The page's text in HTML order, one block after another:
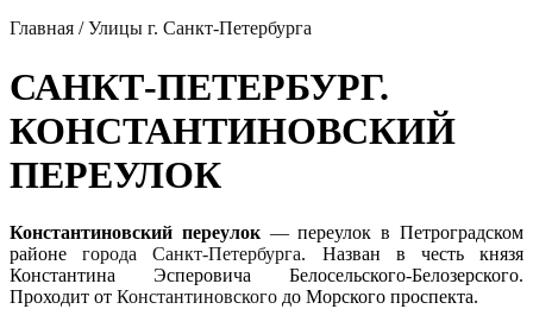
Главная /Улицы г. Санкт-Петербурга
САНКТ-ПЕТЕРБУРГ.
КОНСТАНТИНОВСКИЙ
ПЕРЕУЛОК
Константиновский переулок— переулок в Петроградском
районегорода Санкт-Петербурга. Назван в честь князя
Константина Эсперовича Белосельского-Белозерского.
Проходит от Константиновского до Морского проспекта.